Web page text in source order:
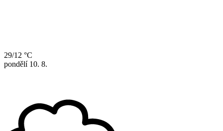
29/12 °C
pondělí 10. 8.